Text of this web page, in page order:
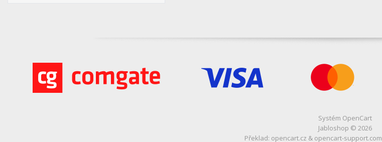
Systém OpenCart
Jabloshop © 2026
Překlad: opencart.cz & opencart-support.com